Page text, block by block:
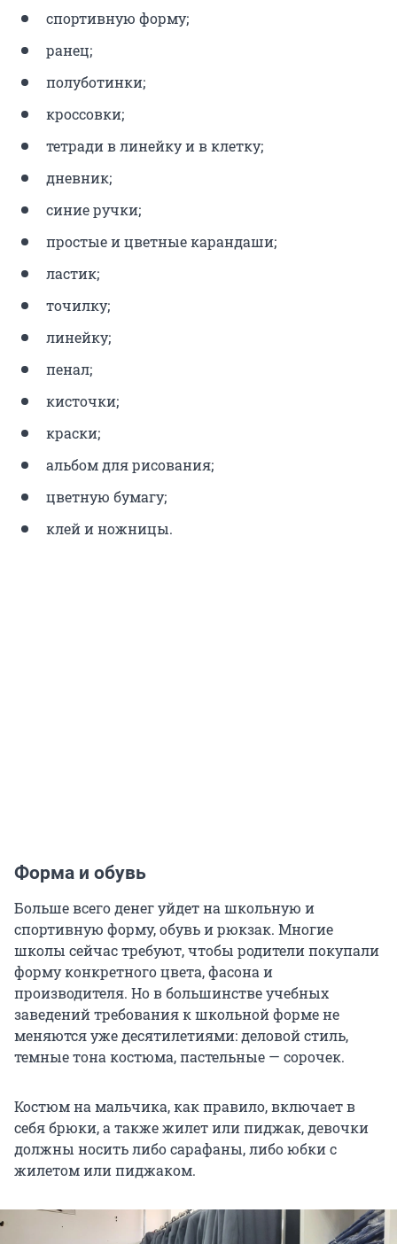
спортивную форму;
ранец;
полуботинки;
кроссовки;
тетради в линейку и в клетку;
дневник;
синие ручки;
простые и цветные карандаши;
ластик;
точилку;
линейку;
пенал;
кисточки;
краски;
альбом для рисования;
цветную бумагу;
клей и ножницы.
Форма и обувь
Больше всего денег уйдет на школьную и
спортивную форму, обувь и рюкзак. Многие
школы сейчас требуют, чтобы родители покупали
форму конкретного цвета, фасона и
производителя. Но в большинстве учебных
заведений требования к школьной форме не
меняются уже десятилетиями: деловой стиль,
темные тона костюма, пастельные — сорочек.
Костюм на мальчика, как правило, включает в
себя брюки, а также жилет или пиджак, девочки
должны носить либо сарафаны, либо юбки с
жилетом или пиджаком.